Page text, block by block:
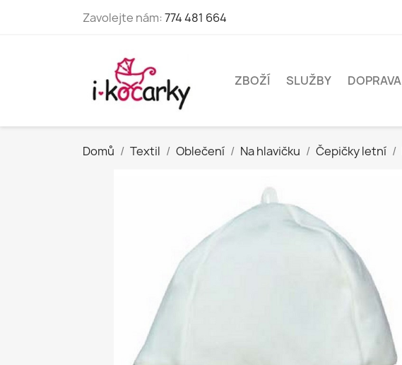
Zavolejte nám:774 481 664
ZBOŽÍ SLUŽBY DOPRAVA
Domů Textil Oblečení Na hlavičku Čepičky letní